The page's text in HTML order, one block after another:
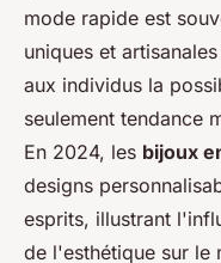
mode rapide est
uniques et
aux individus la
seulement tendance
En 2024, les bijoux
designs
esprits, illustrant
de l'esthétique sur le